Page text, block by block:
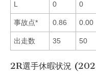
L 0 0
事故点* 0.86 0.00
出走数 35 50
2R選手休暇状況